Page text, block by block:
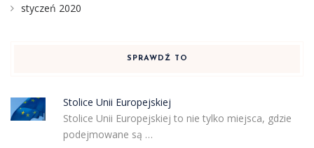
styczeń 2020
SPRAWDŹ TO
Stolice Unii Europejskiej
Stolice Unii Europejskiej to nie tylko miejsca, gdzie
podejmowane są …